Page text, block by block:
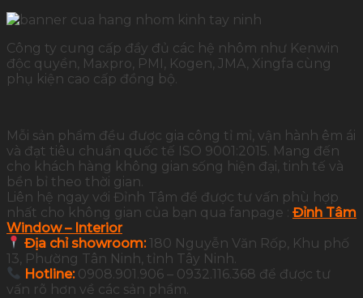
Công ty cung cấp đầy đủ các hệ nhôm như Kenwin
độc quyền, Maxpro, PMI, Kogen, JMA, Xingfa cùng
phụ kiện cao cấp đồng bộ.
Mỗi sản phẩm đều được gia công tỉ mỉ, vận hành êm ái
và đạt tiêu chuẩn quốc tế ISO 9001:2015. Mang đến
cho khách hàng không gian sống hiện đại, tinh tế và
bền bỉ theo thời gian.
Liên hệ ngay với Đỉnh Tâm để được tư vấn phù hợp
nhất cho không gian của bạn qua fanpage : Đỉnh Tâm
Window – Interior
Địa chỉ showroom:180 Nguyễn Văn Rốp, Khu phố
13, Phường Tân Ninh, tỉnh Tây Ninh.
Hotline: 0908.901.906 – 0932.116.368 để được tư
vấn rõ hơn về các sản phẩm.